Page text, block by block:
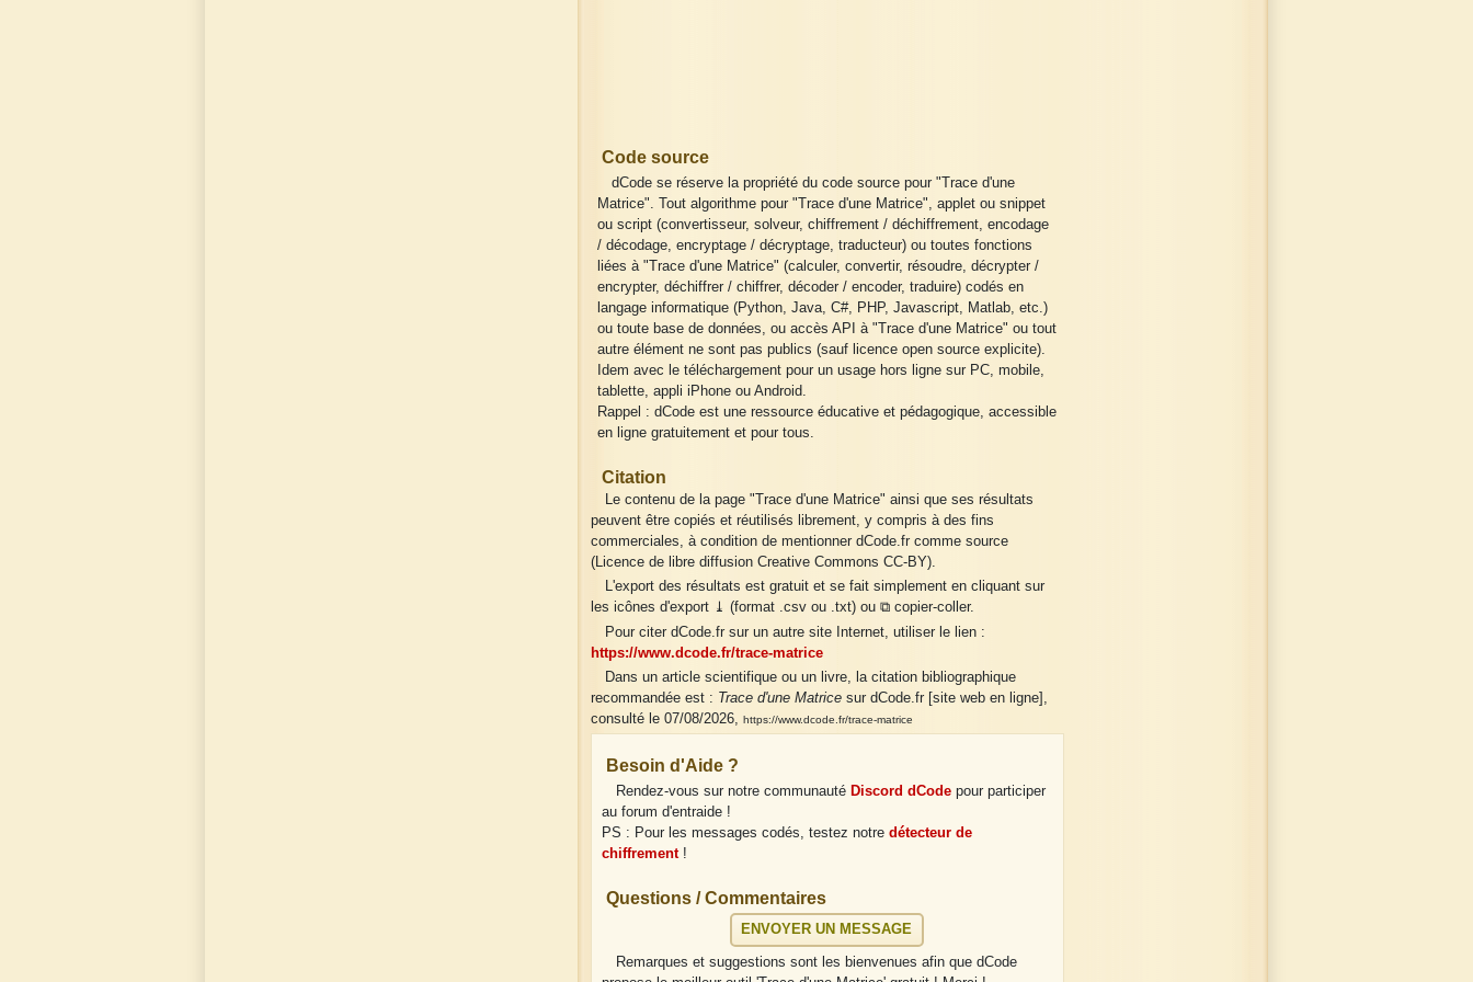
Code source
dCode se réserve la propriété du code source pour "Trace d'une
Matrice". Tout algorithme pour "Trace d'une Matrice", applet ou snippet
ou script (convertisseur, solveur, chiffrement / déchiffrement, encodage
/ décodage, encryptage / décryptage, traducteur) ou toutes fonctions
liées à "Trace d'une Matrice" (calculer, convertir, résoudre, décrypter /
encrypter, déchiffrer / chiffrer, décoder / encoder, traduire) codés en
langage informatique (Python, Java, C#, PHP, Javascript, Matlab, etc.)
ou toute base de données, ou accès API à "Trace d'une Matrice" ou tout
autre élément ne sont pas publics (sauf licence open source explicite).
Idem avec le téléchargement pour un usage hors ligne sur PC, mobile,
tablette, appli iPhone ou Android.
Rappel : dCode est une ressource éducative et pédagogique, accessible
en ligne gratuitement et pour tous.
Citation
Le contenu de la page "Trace d'une Matrice" ainsi que ses résultats
peuvent être copiés et réutilisés librement, y compris à des fins
commerciales, à condition de mentionner dCode.fr comme source
(Licence de libre diffusion Creative Commons CC-BY).
L'export des résultats est gratuit et se fait simplement en cliquant sur
les icônes d'export ⤓ (format .csv ou .txt) ou ⧉ copier-coller.
Pour citer dCode.fr sur un autre site Internet, utiliser le lien :
https://www.dcode.fr/trace-matrice
Dans un article scientifique ou un livre, la citation bibliographique
recommandée est : Trace d'une Matrice sur dCode.fr [site web en ligne],
consulté le 07/08/2026,
https://www.dcode.fr/trace-matrice
Besoin d'Aide ?
Rendez-vous sur notre communauté Discord dCodepour participer
au forum d'entraide !
PS : Pour les messages codés, testez notredétecteur de
chiffrement!
Questions / Commentaires
ENVOYER UN MESSAGE
Remarques et suggestions sont les bienvenues afin que dCode